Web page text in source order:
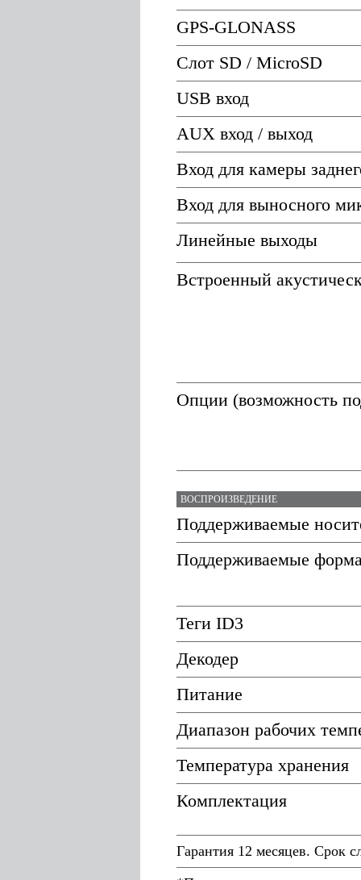
GPS-GLONASS
Слот SD / MicroSD
USB вход
AUX вход / выход
Вход для камеры
Вход для выносного
Линейные выходы
Встроенный
Опции (возможность
ВОСПРОИЗВЕДЕНИЕ
Поддерживаемые
Поддерживаемые
Теги ID3
Декодер
Питание
Диапазон рабочих
Температура хранения
Комплектация
Гарантия 12 месяцев. Срок